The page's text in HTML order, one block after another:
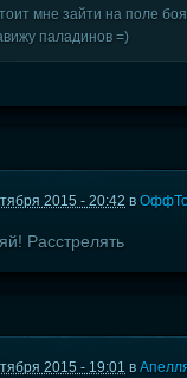
мне зайти на поле
паладинов =)
2015 - 20:42 в
Расстрелять
2015 - 19:01 в